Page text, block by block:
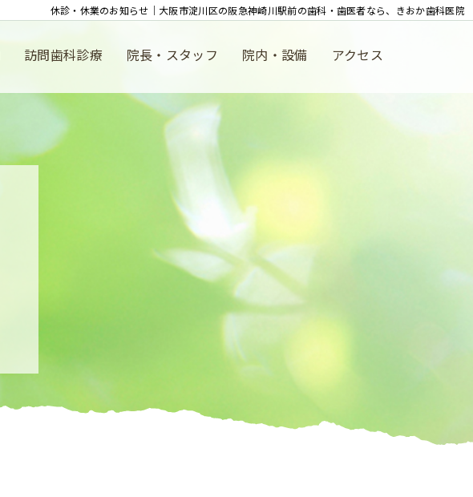
休診・休業のお知らせ｜大阪市淀川区の阪急神崎川駅前の歯科・歯医者なら、きおか歯科医院
訪問歯科診療 院長・スタッフ 院内・設備 アクセス